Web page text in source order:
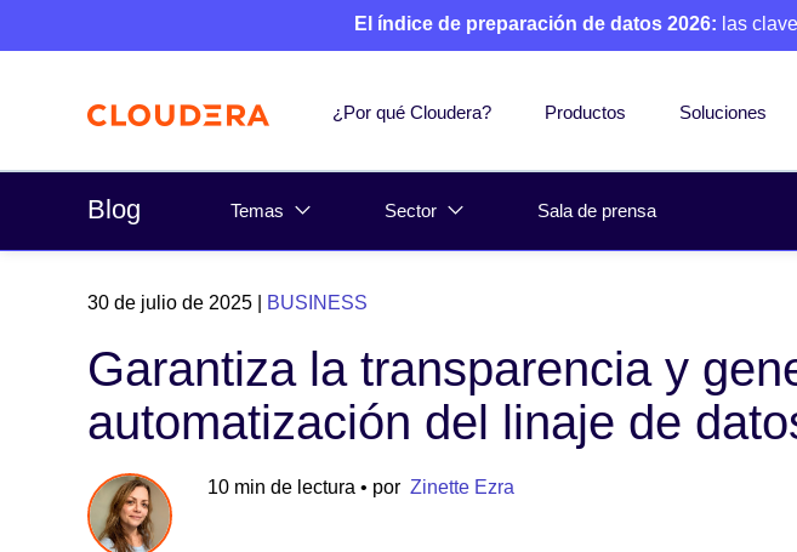
El índice de preparación de datos 2026: las
¿Por qué Cloudera? Productos Soluciones
Blog Temas Sector Sala de prensa
30 de julio de 2025 BUSINESS
Garantiza la transparencia y
automatización del linaje de
10 min de lectura • por Zinette Ezra